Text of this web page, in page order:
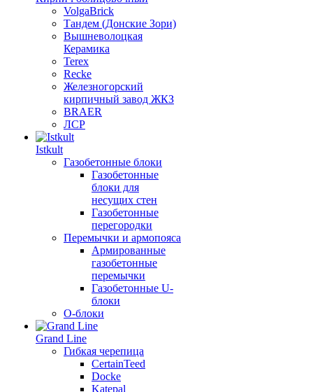
VolgaBrick
Тандем (Донские Зори)
Вышневолоцкая
Керамика
Terex
Recke
Железногорский
кирпичный завод ЖКЗ
BRAER
ЛСР
Istkult
Газобетонные блоки
Газобетонные
блоки для
несущих стен
Газобетонные
перегородки
Перемычки и армопояса
Армированные
газобетонные
перемычки
Газобетонные U-
блоки
О-блоки
Grand Line
Гибкая черепица
CertainTeed
Docke
Katepal